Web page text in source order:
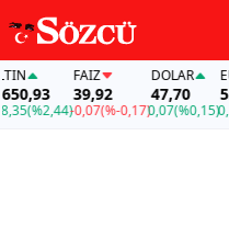
FAİZ
39,92
-0,07(%-0,17)
DOLAR
47,70
0,07(%0,15)
EURO
55,20
0,19